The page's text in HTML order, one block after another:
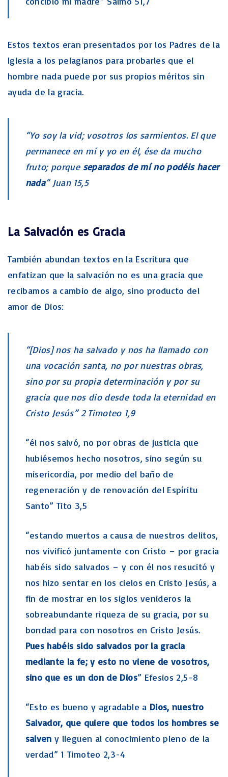
Estos textos eran presentados por los Padres de la
Iglesia a los pelagianos para probarles que el
hombre nada puede por sus propios méritos sin
ayuda de la gracia.
“Yo soy la vid; vosotros los sarmientos. El que
permanece en mí y yo en él, ése da mucho
fruto; porque separados de mí no podéis hacer
nada” Juan 15,5
La Salvación es Gracia
También abundan textos en la Escritura que
enfatizan que la salvación no es una gracia que
recibamos a cambio de algo, sino producto del
amor de Dios:
“[Dios] nos ha salvado y nos ha llamado con
una vocación santa, no por nuestras obras,
sino por su propia determinación y por su
gracia que nos dio desde toda la eternidad en
Cristo Jesús” 2 Timoteo 1,9
“él nos salvó, no por obras de justicia que
hubiésemos hecho nosotros, sino según su
misericordia, por medio del baño de
regeneración y de renovación del Espíritu
Santo” Tito 3,5
“estando muertos a causa de nuestros delitos,
nos vivificó juntamente con Cristo – por gracia
habéis sido salvados – y con él nos resucitó y
nos hizo sentar en los cielos en Cristo Jesús, a
fin de mostrar en los siglos venideros la
sobreabundante riqueza de su gracia, por su
bondad para con nosotros en Cristo Jesús.
Pues habéis sido salvados por la gracia
mediante la fe; y esto no viene de vosotros,
sino que es un don de Dios” Efesios 2,5-8
“Esto es bueno y agradable a Dios, nuestro
Salvador, que quiere que todos los hombres se
salven y lleguen al conocimiento pleno de la
verdad” 1 Timoteo 2,3-4